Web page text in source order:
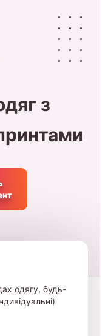
з
одягу, будь-